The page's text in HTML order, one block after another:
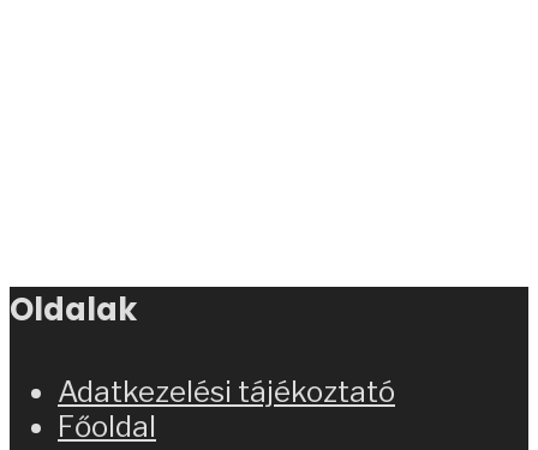
Oldalak
Adatkezelési tájékoztató
Főoldal